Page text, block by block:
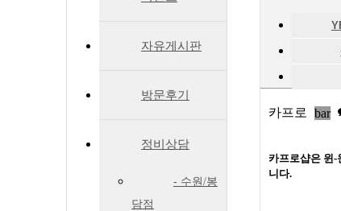
자유게시판
방문후기
정비상담
- 수원/봉
담점
카프로 bar
카프로샵은 윈-
니다.